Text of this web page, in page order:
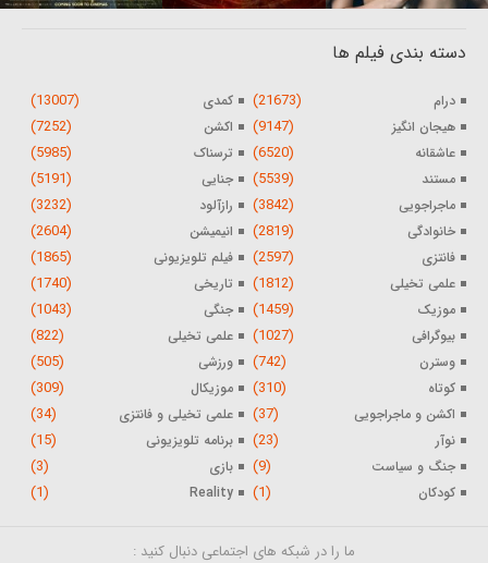
دسته بندی فیلم ها
درام (21673) کمدی (13007)
هیجان انگیز (9147) اکشن (7252)
عاشقانه (6520) ترسناک (5985)
مستند (5539) جنایی (5191)
ماجراجویی (3842) رازآلود (3232)
خانوادگی (2819) انیمیشن (2604)
فانتزی (2597) فیلم تلویزیونی (1865)
علمی تخیلی (1812) تاریخی (1740)
موزیک (1459) جنگی (1043)
بیوگرافی (1027) علمی تخیلی (822)
وسترن (742) ورزشی (505)
کوتاه (310) موزیکال (309)
اکشن و ماجراجویی (37) علمی تخیلی و فانتزی (34)
نوآر (23) برنامه تلویزیونی (15)
جنگ و سیاست (9) بازی (3)
کودکان (1)
Reality
(1)
ما را در شبکه های اجتماعی دنبال کنید :